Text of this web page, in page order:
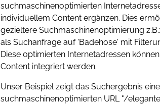
suchmaschinenoptimierten
individuellem Content ergänzen. Dies
gezieltere Suchmaschinenoptimierung
als Suchanfrage auf 'Badehose' mit
Diese optimierten Internetadressen
Content integriert werden.
Unser Beispiel zeigt das Suchergebnis
suchmaschinenoptimierten URL "/